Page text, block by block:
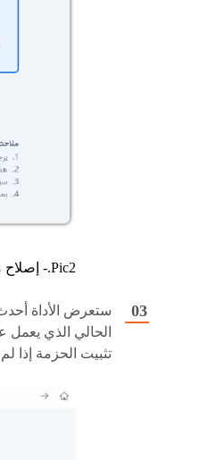
Pic2.- إصلاح مشكلة iOS الآن
الحالي الذي يعمل
تثبيت الحزمة إذا